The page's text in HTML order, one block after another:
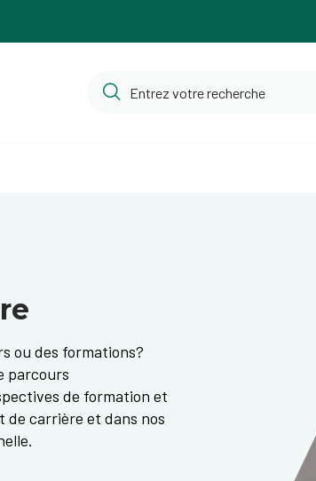
ou des formations?
parcours
de formation et
de carrière et dans nos